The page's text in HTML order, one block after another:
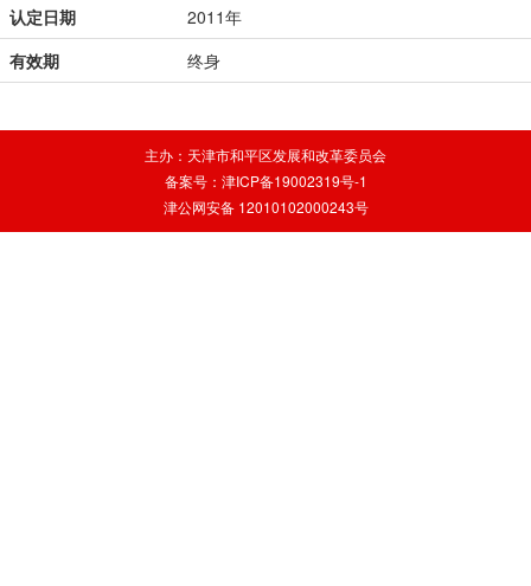
认定日期
2011年
有效期
终身
主办：天津市和平区发展和改革委员会
备案号：津ICP备19002319号-1
津公网安备 12010102000243号